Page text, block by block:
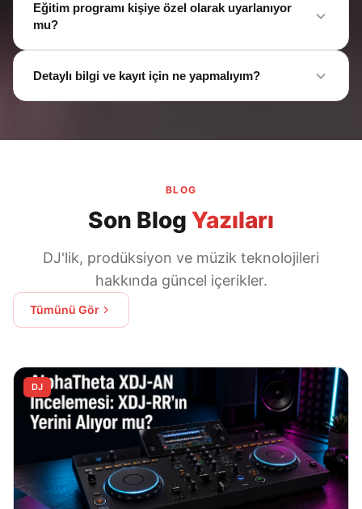
Eğitim programı kişiye özel olarak uyarlanıyor
mu?
Detaylı bilgi ve kayıt için ne yapmalıyım?
BLOG
Son Blog Yazıları
DJ'lik, prodüksiyon ve müzik teknolojileri
hakkında güncel içerikler.
Tümünü Gör
DJ